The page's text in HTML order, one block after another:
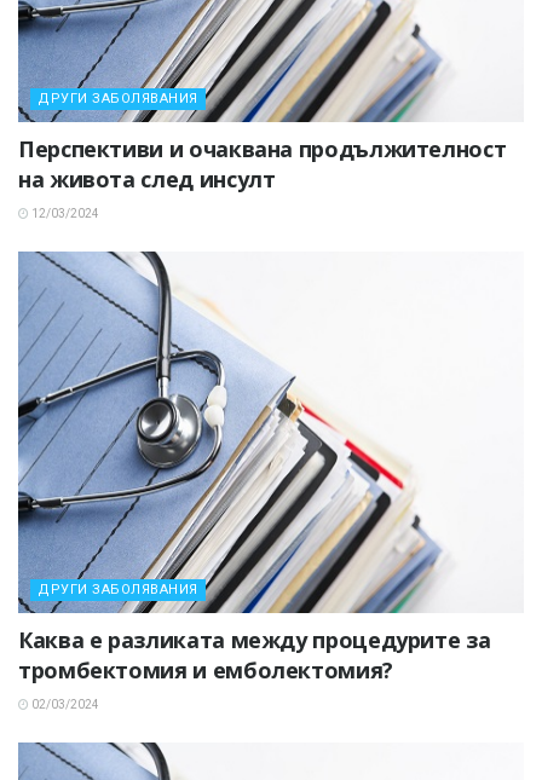
ДРУГИ ЗАБОЛЯВАНИЯ
Перспективи и очаквана продължителност
на живота след инсулт
12/03/2024
ДРУГИ ЗАБОЛЯВАНИЯ
Каква е разликата между процедурите за
тромбектомия и емболектомия?
02/03/2024